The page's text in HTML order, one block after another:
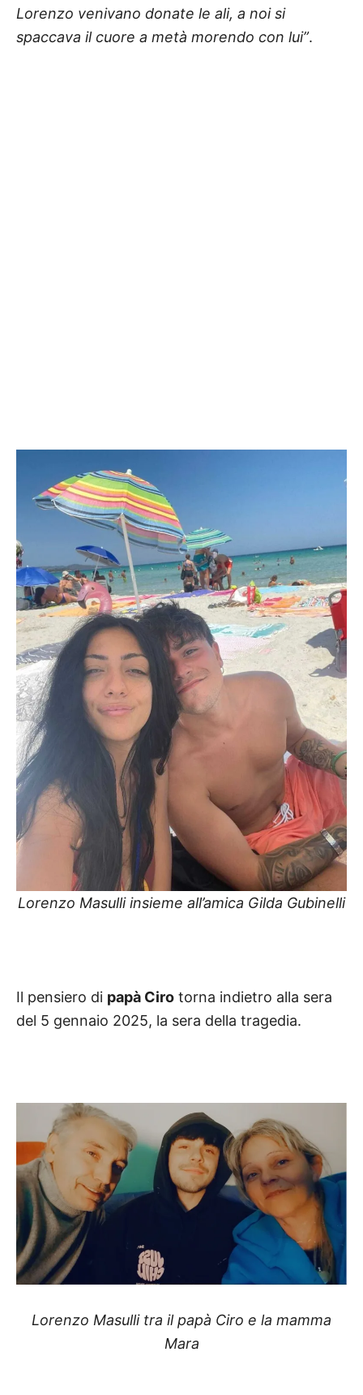
Lorenzo venivano donate le ali, a noi si
spaccava il cuore a metà morendo con lui”.
Lorenzo Masulli insieme all’amica Gilda Gubinelli
Il pensiero di papà Ciro torna indietro alla sera
del 5 gennaio 2025, la sera della tragedia.
Lorenzo Masulli tra il papà Ciro e la mamma
Mara